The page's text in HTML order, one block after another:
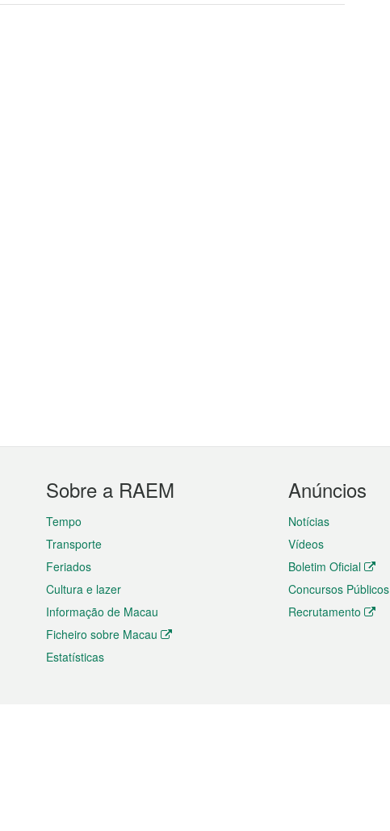
Sobre a RAEM
Tempo
Transporte
Feriados
Cultura e lazer
Informação de Macau
Ficheiro sobre Macau
Estatísticas
Anúncios
Notícias
Vídeos
Boletim Oficial
Concursos Públicos
Recrutamento